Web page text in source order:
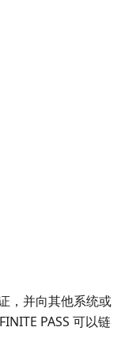
，并向其他系统或
PASS 可以链